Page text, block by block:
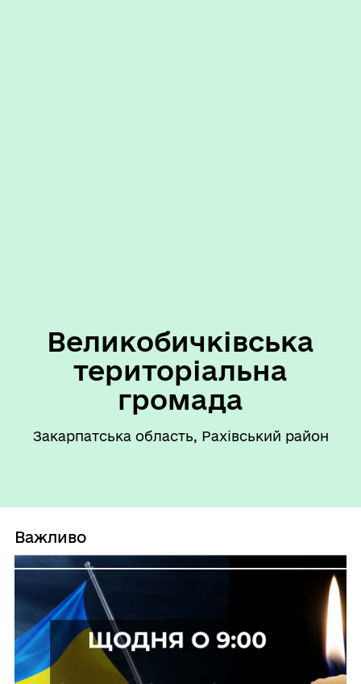
Великобичківська
територіальна
громада
Закарпатська область, Рахівський район
Важливо